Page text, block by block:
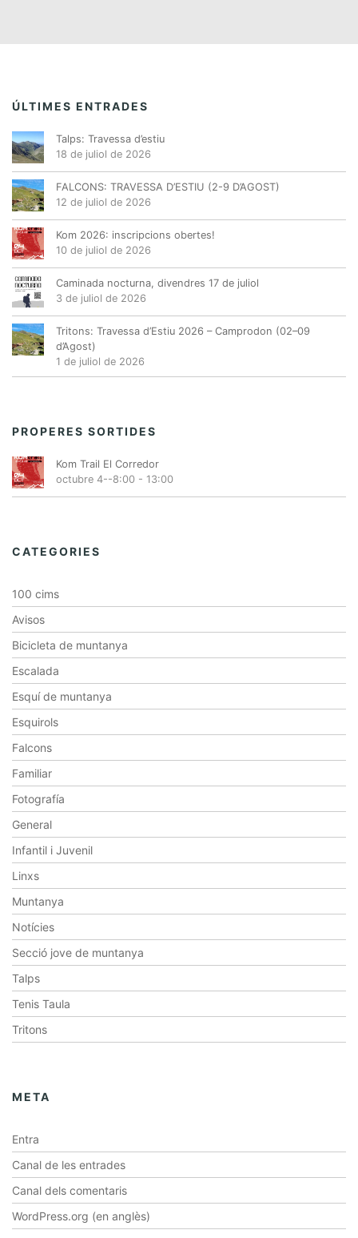
ÚLTIMES ENTRADES
Talps: Travessa d’estiu
18 de juliol de 2026
FALCONS: TRAVESSA D’ESTIU (2-9 D’AGOST)
12 de juliol de 2026
Kom 2026: inscripcions obertes!
10 de juliol de 2026
Caminada nocturna, divendres 17 de juliol
3 de juliol de 2026
Tritons: Travessa d’Estiu 2026 – Camprodon (02–09
d’Agost)
1 de juliol de 2026
PROPERES SORTIDES
Kom Trail El Corredor
octubre 4--8:00 - 13:00
CATEGORIES
100 cims
Avisos
Bicicleta de muntanya
Escalada
Esquí de muntanya
Esquirols
Falcons
Familiar
Fotografía
General
Infantil i Juvenil
Linxs
Muntanya
Notícies
Secció jove de muntanya
Talps
Tenis Taula
Tritons
META
Entra
Canal de les entrades
Canal dels comentaris
WordPress.org (en anglès)